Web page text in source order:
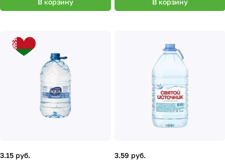
В корзину В корзину
3.15 руб. 3.59 руб.